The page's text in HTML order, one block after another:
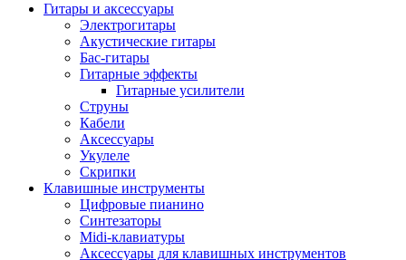
Гитары и аксессуары
Электрогитары
Акустические гитары
Бас-гитары
Гитарные эффекты
Гитарные усилители
Струны
Кабели
Аксессуары
Укулеле
Скрипки
Клавишные инструменты
Цифровые пианино
Синтезаторы
Midi-клавиатуры
Аксессуары для клавишных инструментов